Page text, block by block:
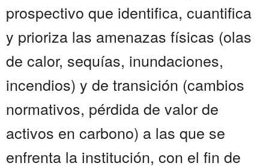
prospectivo que identifica, cuantifica
y prioriza las amenazas físicas (olas
de calor, sequías, inundaciones,
incendios) y de transición (cambios
normativos, pérdida de valor de
activos en carbono) a las que se
enfrenta la institución, con el fin de